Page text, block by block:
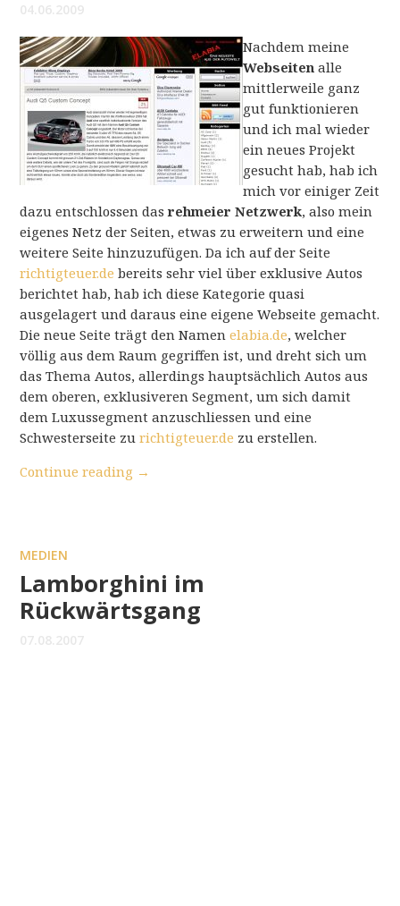
04.06.2009
Nachdem meine
Webseitenalle
mittlerweile ganz
gut funktionieren
und ich mal wieder
ein neues Projekt
gesucht hab, hab ich
mich vor einiger Zeit
dazu entschlossen dasrehmeier Netzwerk, also mein
eigenes Netz der Seiten, etwas zu erweitern und eine
weitere Seite hinzuzufügen. Da ich auf der Seite
richtigteuer.de bereits sehr viel über exklusive Autos
berichtet hab, hab ich diese Kategorie quasi
ausgelagert und daraus eine eigene Webseite gemacht.
Die neue Seite trägt den Namenelabia.de, welcher
völlig aus dem Raum gegriffen ist, und dreht sich um
das Thema Autos, allerdings hauptsächlich Autos aus
dem oberen, exklusiveren Segment, um sich damit
dem Luxussegment anzuschliessen und eine
Schwesterseite zurichtigteuer.de zu erstellen.
Continue reading →
MEDIEN
Lamborghini im
Rückwärtsgang
07.08.2007